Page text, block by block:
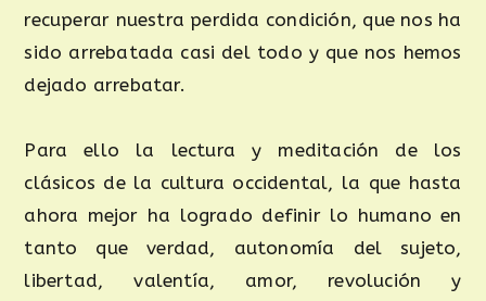
recuperar nuestra perdida condición, que nos ha
sido arrebatada casi del todo y que nos hemos
dejado arrebatar.
Para ello la lectura y meditación de los
clásicos de la cultura occidental, la que hasta
ahora mejor ha logrado definir lo humano en
tanto que verdad, autonomía del sujeto,
libertad, valentía, amor, revolución y